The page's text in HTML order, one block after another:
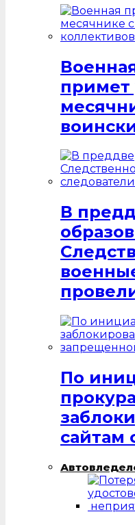
примет
В
По
сайтам